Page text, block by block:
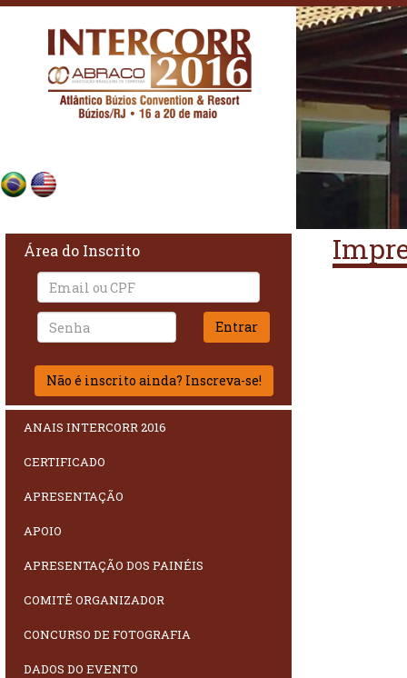
Área do Inscrito
Não é inscrito ainda? Inscreva-se!
ANAIS INTERCORR 2016
CERTIFICADO
APRESENTAÇÃO
APOIO
APRESENTAÇÃO DOS PAINÉIS
COMITÊ ORGANIZADOR
CONCURSO DE FOTOGRAFIA
DADOS DO EVENTO